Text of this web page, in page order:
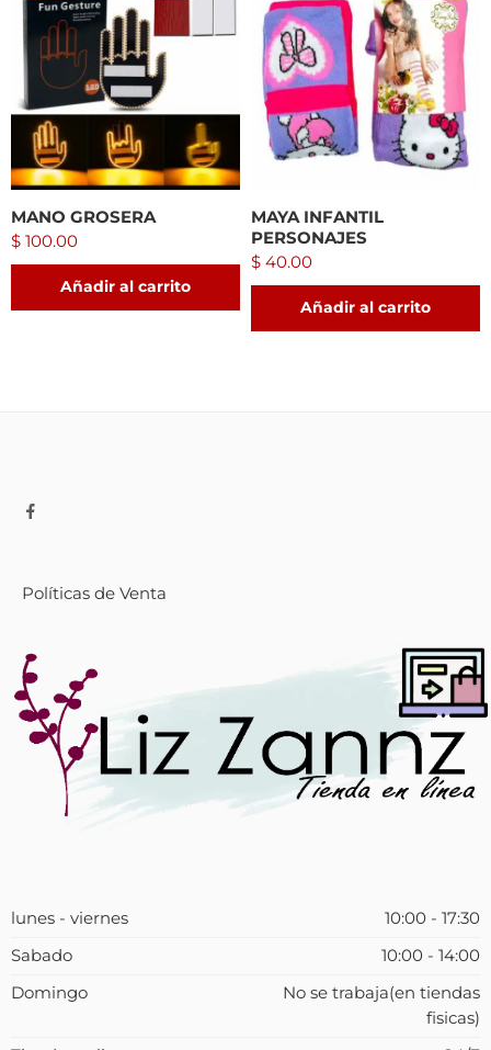
MANO GROSERA
$ 100.00
Añadir al carrito
MAYA INFANTIL
PERSONAJES
$ 40.00
Añadir al carrito
Políticas de Venta
lunes - viernes
10:00 - 17:30
Sabado
10:00 - 14:00
Domingo
No se trabaja(en tiendas
fisicas)